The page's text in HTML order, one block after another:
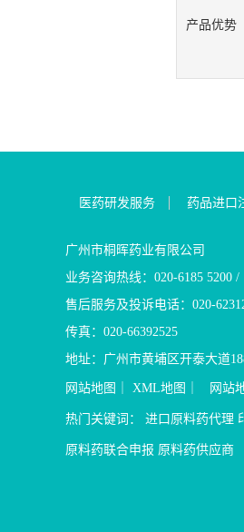
产品优势
医药研发服务 药品进口
广州市桐晖药业有限公司
业务咨询热线：020-6185 5200 /
售后服务及投诉电话：020-
传真：020-66392525
地址：广州市黄埔区开泰大道
网站地图 XML地图 网站
热门关键词： 进口原料药代理
原料药联合申报 原料药供应商